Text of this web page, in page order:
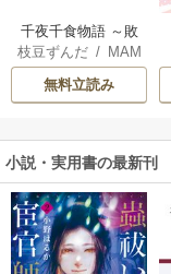
千夜千食物語 ～敗
国の姫ですが氷の
皇子殿下がどうも
溺愛してくれてい
枝豆ずんだ/ MAM
AKOTO / 鴉羽凛燈
無料立読み
小説・実用書の最新刊